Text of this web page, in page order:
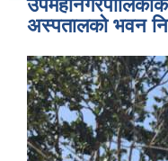
अस्पतालको भवन